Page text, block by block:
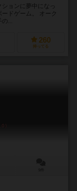
ションに夢中になっ
ドゲーム。 オーク
...
260
持ってる